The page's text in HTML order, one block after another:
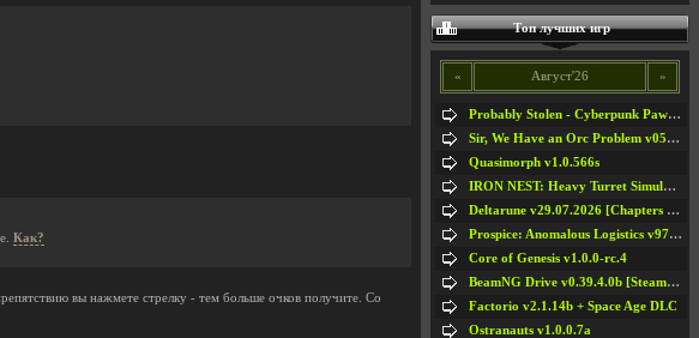
Как?
вы нажмете стрелку - тем больше очков получите. Со
Топ лучших игр
« Август'26 »
Probably Stolen - Cyberpunk Pawnshop Simulator v048c [Playtest]
Sir, We Have an Orc Problem v05.08.2026
Quasimorph v1.0.566s
IRON NEST: Heavy Turret Simulator v1.0a
Deltarune v29.07.2026 [Chapters 1-5] / + RUS [Chapters 1-5]
Prospice: Anomalous Logistics v97 [Playtest]
Core of Genesis v1.0.0-rc.4
BeamNG Drive v0.39.4.0b [Steam Early Access]
Factorio v2.1.14b + Space Age DLC
Ostranauts v1.0.0.7a